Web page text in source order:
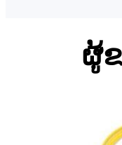
ຜູ້